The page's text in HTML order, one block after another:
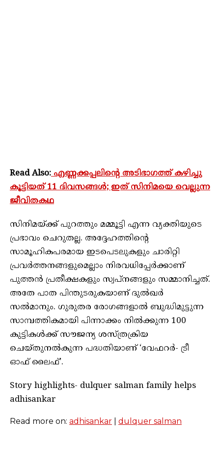
Read Also:എണ്ണക്കപ്പലിന്റെ അടിഭാഗത്ത് കഴിച്ചു
കൂട്ടിയത് 11 ദിവസങ്ങൾ; ഇത് സിനിമയെ വെല്ലുന്ന
ജീവിതകഥ
സിനിമയ്ക്ക് പുറത്തും മമ്മൂട്ടി എന്ന വ്യക്തിയുടെ
പ്രഭാവം ചെറുതല്ല. അദ്ദേഹത്തിന്റെ
സാമൂഹികപരമായ ഇടപെടലുകളും ചാരിറ്റി
പ്രവര്‍ത്തനങ്ങളുമെല്ലാം നിരവധിപ്പേര്‍ക്കാണ്
പുത്തന്‍ പ്രതീക്ഷകളും സ്വപ്നങ്ങളും സമ്മാനിച്ചത്.
അതേ പാത പിന്തുടരുകയാണ് ദുൽഖർ
സൽമാനും. ഗുരുതര രോഗങ്ങളാൽ ബുദ്ധിമുട്ടുന്ന
സാമ്പത്തികമായി പിന്നാക്കം നിൽക്കുന്ന 100
കുട്ടികൾക്ക് സൗജന്യ ശസ്ത്രക്രിയ
ചെയ്തുനൽകുന്ന പദ്ധതിയാണ് ‘വേഫറർ- ട്രീ
ഓഫ് ലൈഫ്’.
Story highlights- dulquer salman family helps
adhisankar
Read more on: adhisankar dulquer salman